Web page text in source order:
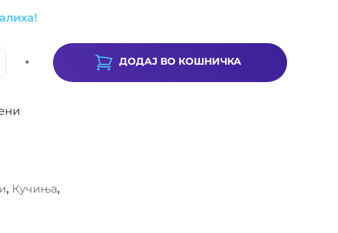
+ ДОДАЈ ВО КОШНИЧКА
, Кучиња,